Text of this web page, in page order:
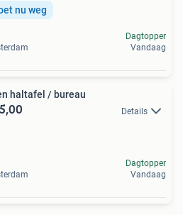
nu weg
Dagtopper
Vandaag
haltafel / bureau
Details
Dagtopper
Vandaag